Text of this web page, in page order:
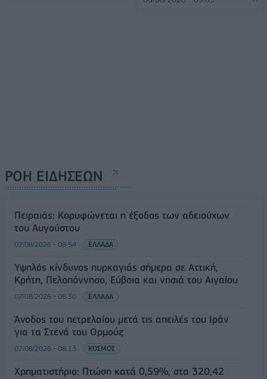
ΡΟΗ ΕΙΔΗΣΕΩΝ
Πειραιάς: Κορυφώνεται η έξοδος των αδειούχων
του Αυγούστου
07/08/2026 - 08:54 ΕΛΛΑΔΑ
Υψηλός κίνδυνος πυρκαγιάς σήμερα σε Αττική,
Κρήτη, Πελοπόννησο, Εύβοια και νησιά του Αιγαίου
07/08/2026 - 08:30 ΕΛΛΑΔΑ
Άνοδος του πετρελαίου μετά τις απειλές του Ιράν
για τα Στενά του Ορμούζ
07/08/2026 - 08:13 ΚΟΣΜΟΣ
Χρηματιστήριο: Πτώση κατά 0,59%, στα 320,42